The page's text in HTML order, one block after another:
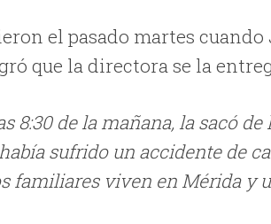
el pasado martes
que la directora se la
8:30 de la mañana, la sacó
sufrido un accidente de
familiares viven en Mérida y